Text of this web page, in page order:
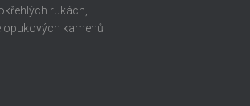
rukách,
opukových kamenů